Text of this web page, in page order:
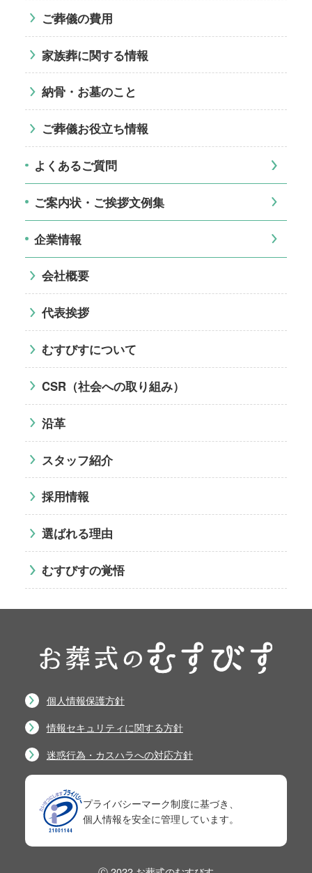
ご葬儀の費用
家族葬に関する情報
納骨・お墓のこと
ご葬儀お役立ち情報
よくあるご質問
ご案内状・ご挨拶文例集
企業情報
会社概要
代表挨拶
むすびすについて
CSR（社会への取り組み）
沿革
スタッフ紹介
採用情報
選ばれる理由
むすびすの覚悟
個人情報保護方針
情報セキュリティに関する方針
迷惑行為・カスハラへの対応方針
プライバシーマーク制度に基づき、
個人情報を安全に管理しています。